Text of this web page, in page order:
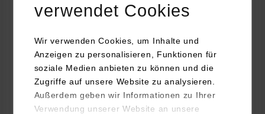
verwendet Cookies
Wir verwenden Cookies, um Inhalte und
Anzeigen zu personalisieren, Funktionen für
soziale Medien anbieten zu können und die
Zugriffe auf unsere Website zu analysieren.
Außerdem geben wir Informationen zu Ihrer
Verwendung unserer Website an unsere
nachhaltige Mobilität im (sub)urbanen Umfeld
16.09.2026 - 17.09.2026
Im Mittelpunkt stehen elektrische Antriebe, moderne
Batterietechnologien und innovative Fahrzeugkonzepte für
nachhaltige Mobilität in Stadt und…